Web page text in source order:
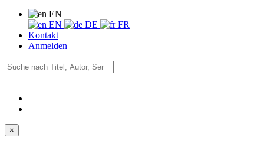
EN
EN
DE
FR
Kontakt
Anmelden
×